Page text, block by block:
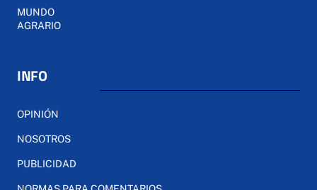
MUNDO
AGRARIO
INFO
OPINIÓN
NOSOTROS
PUBLICIDAD